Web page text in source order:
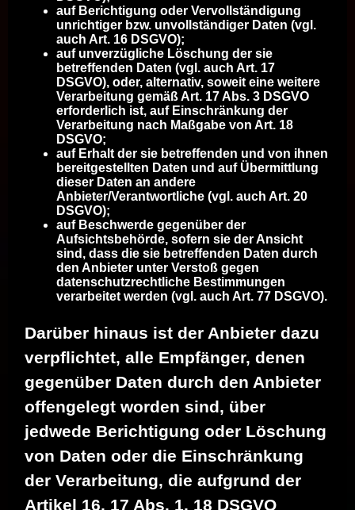
auf Berichtigung oder Vervollständigung
unrichtiger bzw. unvollständiger Daten (vgl.
auch Art. 16 DSGVO);
auf unverzügliche Löschung der sie
betreffenden Daten (vgl. auch Art. 17
DSGVO), oder, alternativ, soweit eine weitere
Verarbeitung gemäß Art. 17 Abs. 3 DSGVO
erforderlich ist, auf Einschränkung der
Verarbeitung nach Maßgabe von Art. 18
DSGVO;
auf Erhalt der sie betreffenden und von ihnen
bereitgestellten Daten und auf Übermittlung
dieser Daten an andere
Anbieter/Verantwortliche (vgl. auch Art. 20
DSGVO);
auf Beschwerde gegenüber der
Aufsichtsbehörde, sofern sie der Ansicht
sind, dass die sie betreffenden Daten durch
den Anbieter unter Verstoß gegen
datenschutzrechtliche Bestimmungen
verarbeitet werden (vgl. auch Art. 77 DSGVO).
Darüber hinaus ist der Anbieter dazu
verpflichtet, alle Empfänger, denen
gegenüber Daten durch den Anbieter
offengelegt worden sind, über
jedwede Berichtigung oder Löschung
von Daten oder die Einschränkung
der Verarbeitung, die aufgrund der
Artikel 16, 17 Abs. 1, 18 DSGVO